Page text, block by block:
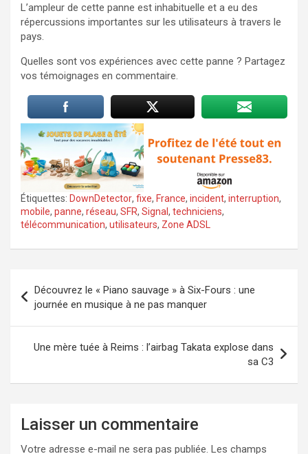
L’ampleur de cette panne est inhabituelle et a eu des
répercussions importantes sur les utilisateurs à travers le
pays.
Quelles sont vos expériences avec cette panne ? Partagez
vos témoignages en commentaire.
Étiquettes: DownDetector, fixe, France, incident, interruption,
mobile, panne, réseau, SFR, Signal , techniciens,
télécommunication, utilisateurs, Zone ADSL
de
l’article
Découvrez le « Piano sauvage » à Six-Fours : une
journée en musique à ne pas manquer
Une mère tuée à Reims : l’airbag Takata explose dans
sa C3
Laisser un commentaire
Votre adresse e-mail ne sera pas publiée. Les champs